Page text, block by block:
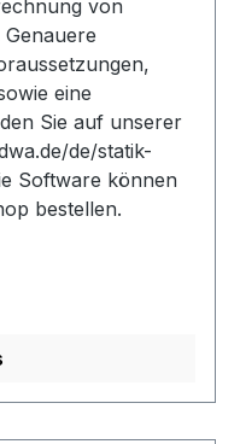
von
eine
Sie auf unserer
de/statik-
Software können
bestellen.